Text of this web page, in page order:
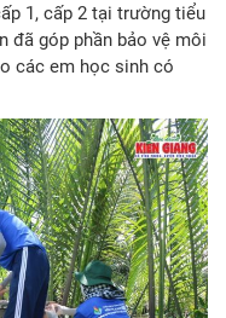
1, cấp 2 tại trường tiểu
đã góp phần bảo vệ môi
các em học sinh có